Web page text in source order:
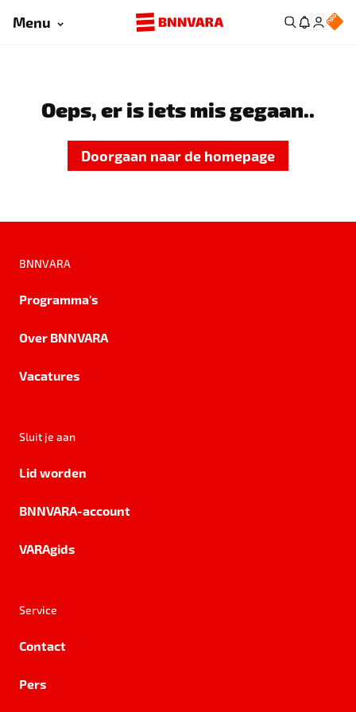
Menu
Oeps, er is iets mis gegaan..
Doorgaan naar de homepage
BNNVARA
Programma's
Over BNNVARA
Vacatures
Sluit je aan
Lid worden
BNNVARA-account
VARAgids
Service
Contact
Pers